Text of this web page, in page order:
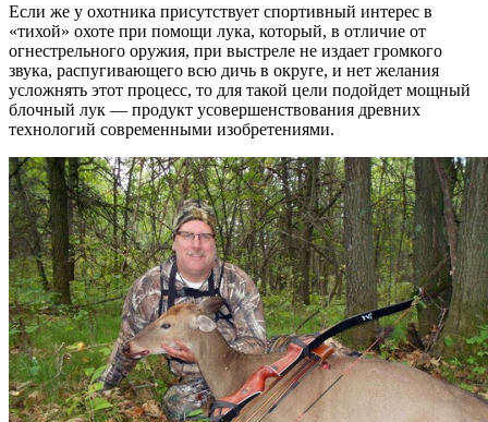
Если же у охотника присутствует спортивный интерес в
«тихой» охоте при помощи лука, который, в отличие от
огнестрельного оружия, при выстреле не издает громкого
звука, распугивающего всю дичь в округе, и нет желания
усложнять этот процесс, то для такой цели подойдет мощный
блочный лук — продукт усовершенствования древних
технологий современными изобретениями.